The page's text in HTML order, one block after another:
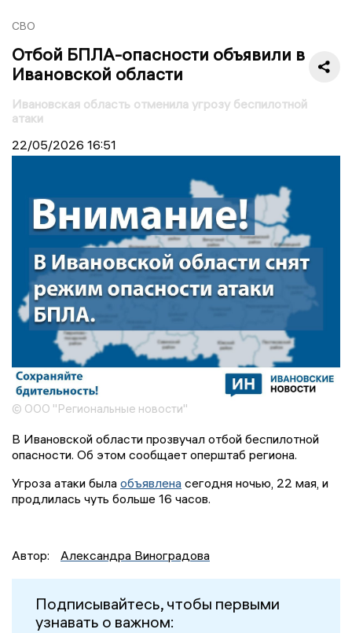
СВО
Отбой БПЛА-опасности объявили в
Ивановской области
Ивановская область отменила угрозу беспилотной
атаки
22/05/2026 16:51
© ООО "Региональные новости"
В Ивановской области прозвучал отбой беспилотной
опасности. Об этом сообщает оперштаб региона.
Угроза атаки была объявлена сегодня ночью, 22 мая, и
продлилась чуть больше 16 часов.
Автор: Александра Виноградова
Подписывайтесь, чтобы первыми
узнавать о важном: